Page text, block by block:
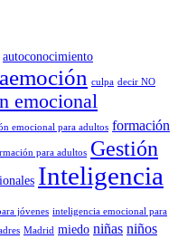
autoconocimiento
culpa decir NO
emocional
emocional para adultos formación
para adultos Gestión
Inteligencia
jóvenes inteligencia emocional para
Madrid miedo niñas niños